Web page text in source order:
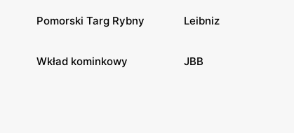
Pomorski Targ Rybny Leibniz
Wkład kominkowy JBB